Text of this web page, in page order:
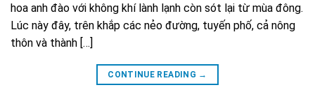
hoa anh đào với không khí lành lạnh còn sót lại từ mùa đông.
Lúc này đây, trên khắp các nẻo đường, tuyến phố, cả nông
thôn và thành […]
CONTINUE READING →